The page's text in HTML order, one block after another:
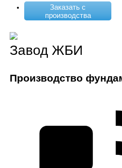
Заказать с
производства
Завод ЖБИ
Производство